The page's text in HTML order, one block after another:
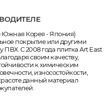
Южная Корея - Япония)
покрытие или другими
С 2008 года плитка Art East
своим качеству,
к химическим
износостойкости,
данный материал